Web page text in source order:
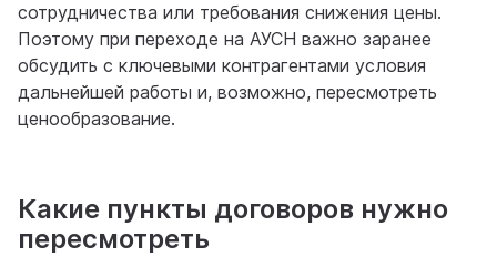
сотрудничества или требования снижения цены.
Поэтому при переходе на АУСН важно заранее
обсудить с ключевыми контрагентами условия
дальнейшей работы и, возможно, пересмотреть
ценообразование.
Какие пункты договоров нужно
пересмотреть